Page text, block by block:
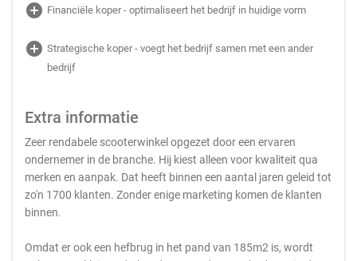
add_circle Financiële koper - optimaliseert het bedrijf in huidige vorm
add_circle Strategische koper - voegt het bedrijf samen met een ander
bedrijf
Extra informatie
Zeer rendabele scooterwinkel opgezet door een ervaren
ondernemer in de branche. Hij kiest alleen voor kwaliteit qua
merken en aanpak. Dat heeft binnen een aantal jaren geleid tot
zo'n 1700 klanten. Zonder enige marketing komen de klanten
binnen.
Omdat er ook een hefbrug in het pand van 185m2 is, wordt